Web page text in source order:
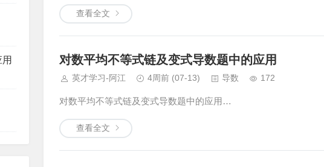
查看全文
对数平均不等式链及变式导数题中的应用
英才学习-阿江 4周前 (07-13) 导数 172
对数平均不等式链及变式导数题中的应用…
查看全文